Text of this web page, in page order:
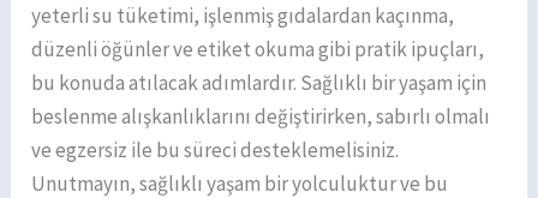
yeterli su tüketimi, işlenmiş gıdalardan kaçınma,
düzenli öğünler ve etiket okuma gibi pratik ipuçları,
bu konuda atılacak adımlardır. Sağlıklı bir yaşam için
beslenme alışkanlıklarını değiştirirken, sabırlı olmalı
ve egzersiz ile bu süreci desteklemelisiniz.
Unutmayın, sağlıklı yaşam bir yolculuktur ve bu